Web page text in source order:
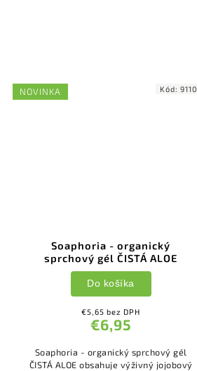
NOVINKA
Soaphoria - organický
sprchový gél ČISTÁ ALOE
€5,65 bez DPH
€6,95
Do košíka
Soaphoria - organický sprchový gél
ČISTÁ ALOE obsahuje výživný jojobový
Kód: 9110